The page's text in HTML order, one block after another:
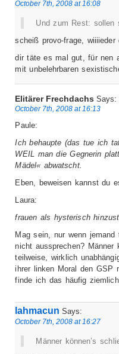
October 7th, 2008 at 16:08
Und zum Rest: sollen
scheiß provo-frage,
dir täte es mal gut, für nen
mit unbelehrbaren
Elitärer Frechdachs Says:
October 7th, 2008 at 16:13
Paule:
Ich behaupte (das tue ich
WEIL man die Gegnerin
Mädel« abwatscht.
Eben, beweisen kannst du
Laura:
frauen als hysterisch
Mag sein, nur wenn
nicht aussprechen? Männer
teilweise, wirklich
ihrer linken Moral den GSP
finde ich das häufig
lahmacun Says:
October 7th, 2008 at 16:27
Männer können’s